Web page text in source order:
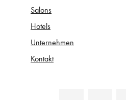
Salons
Hotels
Unternehmen
Kontakt